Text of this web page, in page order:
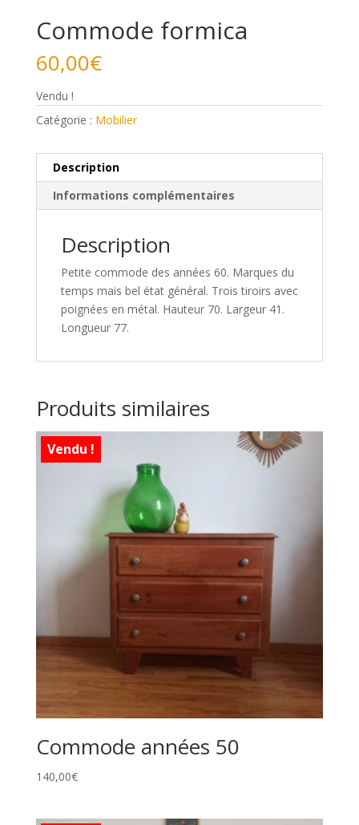
Commode formica
60,00€
Vendu !
Catégorie : Mobilier
Description
Informations complémentaires
Description
Petite commode des années 60. Marques du
temps mais bel état général. Trois tiroirs avec
poignées en métal. Hauteur 70. Largeur 41.
Longueur 77.
Produits similaires
Vendu !
Commode années 50
140,00€